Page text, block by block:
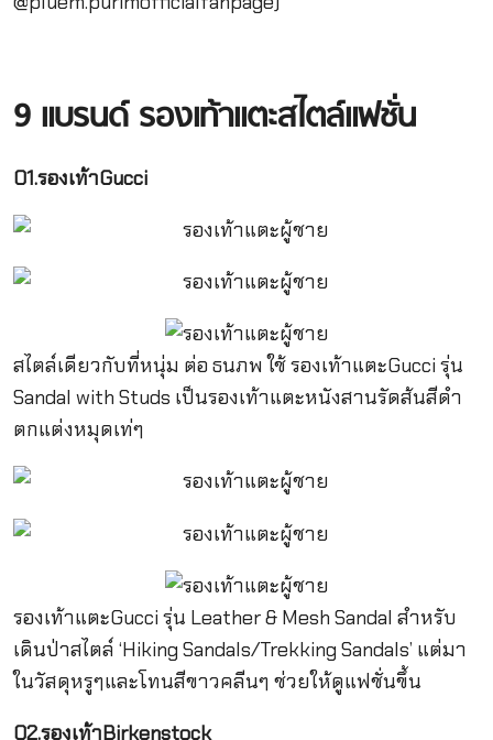
9 แบรนด์ รองเท้าแตะสไตล์แฟชั่น
01.รองเท้าGucci
สไตล์เดียวกับที่หนุ่ม ต่อ ธนภพ ใช้ รองเท้าแตะGucci รุ่น
Sandal with Studs เป็นรองเท้าแตะหนังสานรัดส้นสีดำ
ตกแต่งหมุดเท่ๆ
รองเท้าแตะGucci รุ่น Leather & Mesh Sandal สำหรับ
เดินป่าสไตล์ ‘Hiking Sandals/Trekking Sandals’ แต่มา
ในวัสดุหรูๆและโทนสีขาวคลีนๆ ช่วยให้ดูแฟชั่นขึ้น
02.รองเท้าBirkenstock